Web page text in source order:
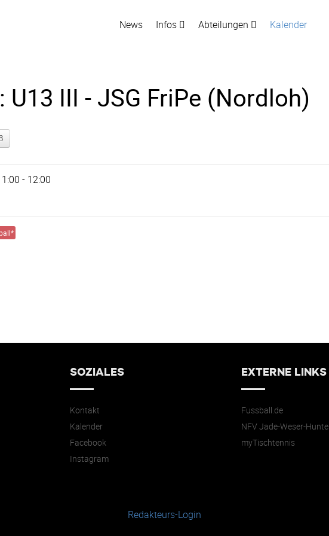
News Infos Abteilungen Kalender
U13 III - JSG FriPe (Nordloh)
- 12:00
*
SOZIALES
Kontakt
Kalender
Facebook
Instagram
EXTERNE LINKS
Fussball.de
NFV Jade-Weser-Hunte
myTischtennis
Redakteurs-Login